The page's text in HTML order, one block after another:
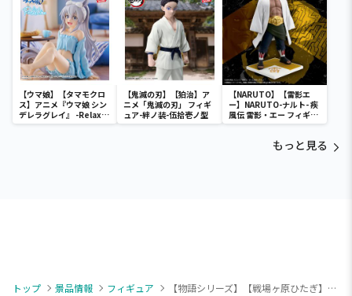
【ウマ娘】【タマモクロ
ス】アニメ『ウマ娘 シン
デレラグレイ』 -Relax
time-タマモクロス
【鬼滅の刃】【狛治】ア
ニメ「鬼滅の刃」 フィギ
ュア-絆ノ装-伍拾壱ノ型
【NARUTO】【雷影エ
ー】NARUTO-ナルト- 疾
風伝 雷影・エー フィギュ
ア～五影集結…!!～
もっと見る
トップ 景品情報 フィギュア
【物語シリーズ】【戦場ヶ原ひたぎ】〈物語〉シリーズ Desktop Cute フィギュア 戦場ヶ原ひたぎ